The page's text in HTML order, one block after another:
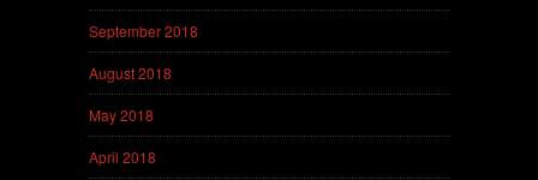
September 2018
August 2018
May 2018
April 2018